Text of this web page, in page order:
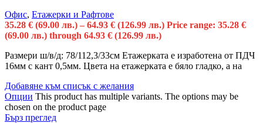
Офис, Етажерки и Рафтове
35.28 € (69.00 лв.) – 64.93 € (126.99 лв.) Price range: 35.28 €
(69.00 лв.) through 64.93 € (126.99 лв.)
Размери ш/в/д: 78/112,3/33см Етажерката е изработена от ПДЧ
16мм с кант 0,5мм. Цвета на етажерката е бяло гладко, а на
Добавяне към списък с желания
Опции This product has multiple variants. The options may be
chosen on the product page
Бърз преглед